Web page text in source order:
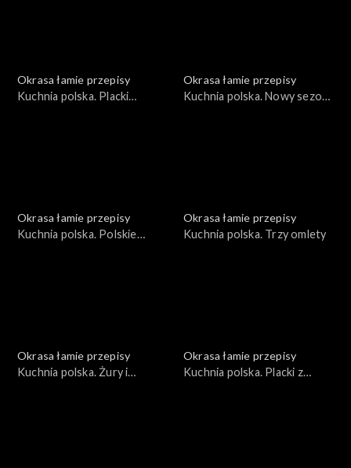
Okrasa łamie przepisy
Kuchnia polska. Placki
Okrasa łamie przepisy
Kuchnia polska. Nowy sezon
Okrasa łamie przepisy
Kuchnia polska. Polskie
Okrasa łamie przepisy
Kuchnia polska. Trzy omlety
Okrasa łamie przepisy
Kuchnia polska. Żury i
Okrasa łamie przepisy
Kuchnia polska. Placki z